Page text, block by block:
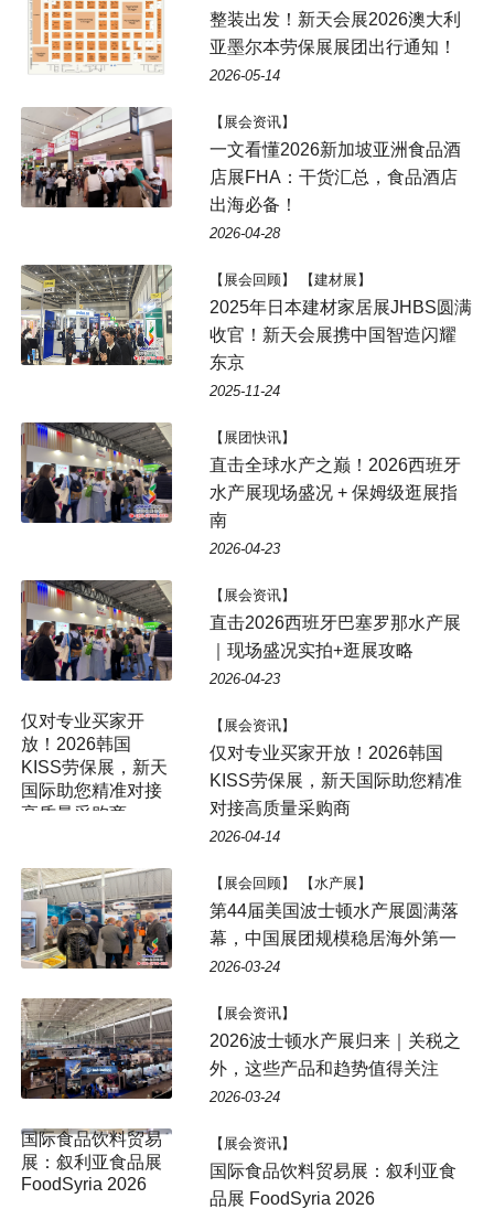
整装出发！新天会展2026澳大利
亚墨尔本劳保展展团出行通知！
2026-05-14
【展会资讯】
一文看懂2026新加坡亚洲食品酒
店展FHA：干货汇总，食品酒店
出海必备！
2026-04-28
【展会回顾】 【建材展】
2025年日本建材家居展JHBS圆满
收官！新天会展携中国智造闪耀
东京
2025-11-24
【展团快讯】
直击全球水产之巅！2026西班牙
水产展现场盛况 + 保姆级逛展指
南
2026-04-23
【展会资讯】
直击2026西班牙巴塞罗那水产展
｜现场盛况实拍+逛展攻略
2026-04-23
仅对专业买家开
放！2026韩国
KISS劳保展，新天
国际助您精准对接
高质量采购商
【展会资讯】
仅对专业买家开放！2026韩国
KISS劳保展，新天国际助您精准
对接高质量采购商
2026-04-14
【展会回顾】 【水产展】
第44届美国波士顿水产展圆满落
幕，中国展团规模稳居海外第一
2026-03-24
【展会资讯】
2026波士顿水产展归来｜关税之
外，这些产品和趋势值得关注
2026-03-24
【展会资讯】
国际食品饮料贸易展：叙利亚食
品展 FoodSyria 2026